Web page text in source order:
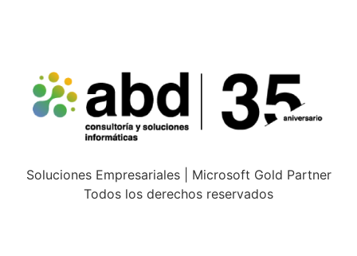
Soluciones Empresariales | Microsoft Gold Partner
Todos los derechos reservados